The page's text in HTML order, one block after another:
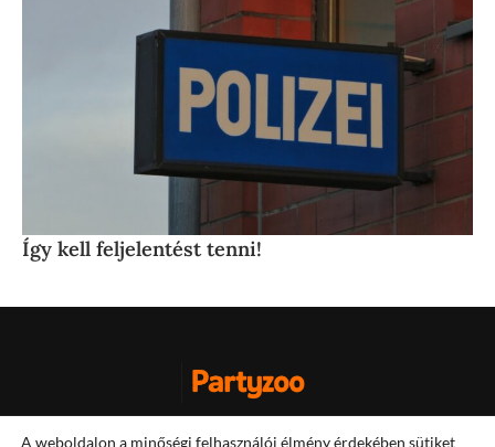
Így kell feljelentést tenni!
Impresszum
A weboldalon a minőségi felhasználói élmény érdekében sütiket